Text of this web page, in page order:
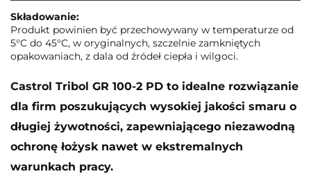
Składowanie:
Produkt powinien być przechowywany w temperaturze od
5°C do 45°C, w oryginalnych, szczelnie zamkniętych
opakowaniach, z dala od źródeł ciepła i wilgoci.
Castrol Tribol GR 100-2 PD to idealne rozwiązanie
dla firm poszukujących wysokiej jakości smaru o
długiej żywotności, zapewniającego niezawodną
ochronę łożysk nawet w ekstremalnych
warunkach pracy.